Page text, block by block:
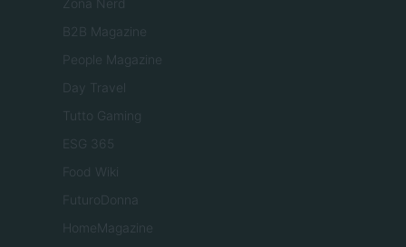
Zona Nerd
B2B Magazine
People Magazine
Day Travel
Tutto Gaming
ESG 365
Food Wiki
FuturoDonna
HomeMagazine